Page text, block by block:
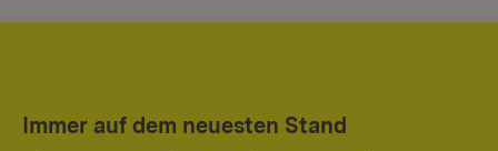
Immer auf dem neuesten Stand